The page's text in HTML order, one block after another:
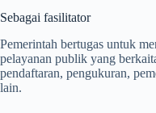
Sebagai fasilitator
Pemerintah bertugas untuk
pelayanan publik yang
pendaftaran, pengukuran,
lain.